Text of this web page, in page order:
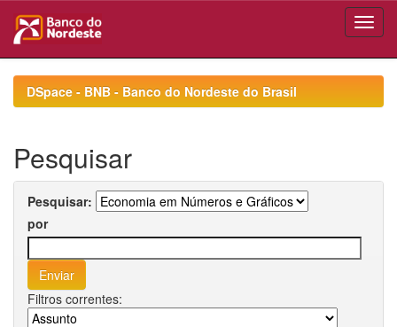
navigationDSpace - BNB - Banco do Nordeste do Brasil
Pesquisar
Pesquisar:
por
Filtros correntes: